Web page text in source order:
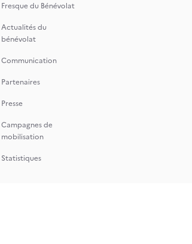
Fresque du Bénévolat
Actualités du
bénévolat
Communication
Partenaires
Presse
Campagnes de
mobilisation
Statistiques